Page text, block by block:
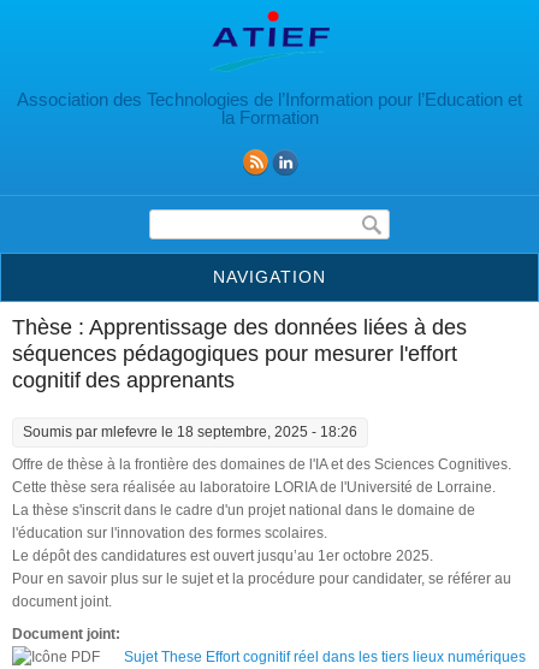
Association des Technologies de l’Information pour l’Education et
la Formation
Formulaire de recherche
NAVIGATION
Thèse : Apprentissage des données liées à des
séquences pédagogiques pour mesurer l'effort
cognitif des apprenants
Soumis par mlefevre le 18 septembre, 2025 - 18:26
Offre de thèse à la frontière des domaines de l'IA et des Sciences Cognitives.
Cette thèse sera réalisée au laboratoire LORIA de l'Université de Lorraine.
La thèse s'inscrit dans le cadre d'un projet national dans le domaine de
l'éducation sur l'innovation des formes scolaires.
Le dépôt des candidatures est ouvert jusqu’au 1er octobre 2025.
Pour en savoir plus sur le sujet et la procédure pour candidater, se référer au
document joint.
Document joint:
Sujet These Effort cognitif réel dans les tiers lieux numériques